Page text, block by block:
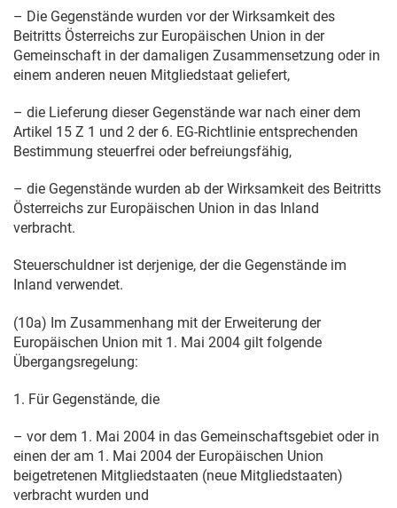
– Die Gegenstände wurden vor der Wirksamkeit des
Beitritts Österreichs zur Europäischen Union in der
Gemeinschaft in der damaligen Zusammensetzung oder in
einem anderen neuen Mitgliedstaat geliefert,
– die Lieferung dieser Gegenstände war nach einer dem
Artikel 15 Z 1 und 2 der 6. EG-Richtlinie entsprechenden
Bestimmung steuerfrei oder befreiungsfähig,
– die Gegenstände wurden ab der Wirksamkeit des Beitritts
Österreichs zur Europäischen Union in das Inland
verbracht.
Steuerschuldner ist derjenige, der die Gegenstände im
Inland verwendet.
(10a) Im Zusammenhang mit der Erweiterung der
Europäischen Union mit 1. Mai 2004 gilt folgende
Übergangsregelung:
1. Für Gegenstände, die
– vor dem 1. Mai 2004 in das Gemeinschaftsgebiet oder in
einen der am 1. Mai 2004 der Europäischen Union
beigetretenen Mitgliedstaaten (neue Mitgliedstaaten)
verbracht wurden und